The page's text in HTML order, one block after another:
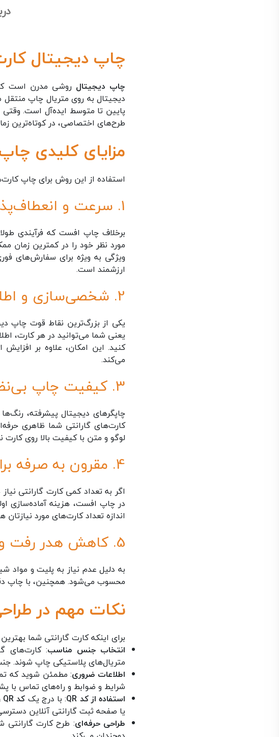
چاپ دیجیتال
چاپ دیجیتال روشی مدرن است که
دیجیتال به روی متریال چاپ منتقل
پایین تا متوسط ایده‌آل است. وقتی
طرح‌های اختصاصی، در کوتاه‌ترین
مزایای کلیدی
استفاده از این روش برای چاپ
1. سرعت و انعطاف‌پذیری بالا
برخلاف چاپ افست که فرآیندی
مورد نظر خود را در کمترین زمان
ویژگی به ویژه برای سفارش‌های
ارزشمند است.
2. شخصی‌سازی و اطلاعات متغیر
یکی از بزرگ‌ترین نقاط قوت چاپ
کنید. این امکان، علاوه بر افزایش
می‌کند.
3. کیفیت چاپ بی‌نظیر
چاپگرهای دیجیتال پیشرفته،
کارت‌های گارانتی شما ظاهری
لوگو و متن با کیفیت بالا روی
4. مقرون به صرفه برای تیراژهای پایین
اگر به تعداد کمی کارت گارانتی
در چاپ افست، هزینه آماده‌سازی
اندازه تعداد کارت‌های مورد
5. کاهش هدر رفت و آسیب به محیط زیست
به دلیل عدم نیاز به پلیت و مواد
محسوب می‌شود. همچنین، با چاپ
نکات مهم در
برای اینکه کارت گارانتی شما
انتخاب جنس مناسب: کارت‌های
متریال‌های پلاستیکی چاپ شوند.
اطلاعات ضروری: مطمئن شوید که
شرایط و ضوابط و راه‌های تماس با
استفاده از کد QR
: با درج یک کد QR
یا صفحه ثبت گارانتی آنلاین
طراحی حرفه‌ای: طرح کارت گارانتی